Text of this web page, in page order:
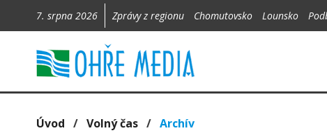
7. srpna 2026 Zprávy z regionu Chomutovsko Lounsko
Úvod / Volný čas / Archív